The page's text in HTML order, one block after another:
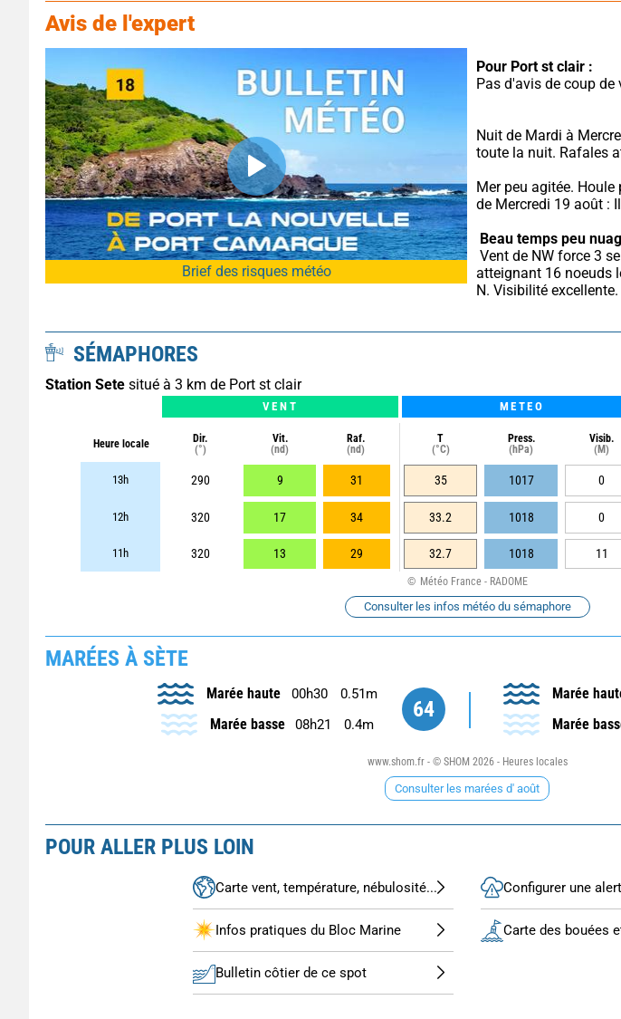
Avis de l'expert
Brief des risques météo
Pour Port st clair :
Pas d'avis de coup de
Nuit de Mardi à
toute la nuit. Rafales
Mer peu agitée.
de Mercredi 19 août :
Beau temps peu
atteignant 16 noeuds
N. Visibilité excellente.
SÉMAPHORES
Station Sete situé à 3 km de Port st clair
VENT METEO
Heure locale
Dir.
(°)
Vit.
(nd)
Raf.
(nd)
T
(°C)
Press.
(hPa)
Visib.
(M)
13h 290 9 31 35 1017 0
12h 320 17 34 33.2 1018 0
11h 320 13 29 32.7 1018 11
Météo France - RADOME
Consulter les infos météo du sémaphore
MARÉES À SÈTE
64
Marée haute 00h30 0.51m
Marée basse 08h21 0.4m
Marée
Marée
www.shom.fr - © SHOM 2026 - Heures locales
Consulter les marées d' août
POUR ALLER PLUS LOIN
Carte vent, température, nébulosité...
Infos pratiques du Bloc Marine
Bulletin côtier de ce spot
Configurer une
Carte des bouées